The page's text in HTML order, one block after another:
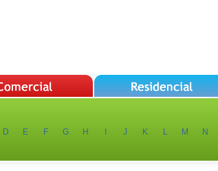
D E F G H J K M N